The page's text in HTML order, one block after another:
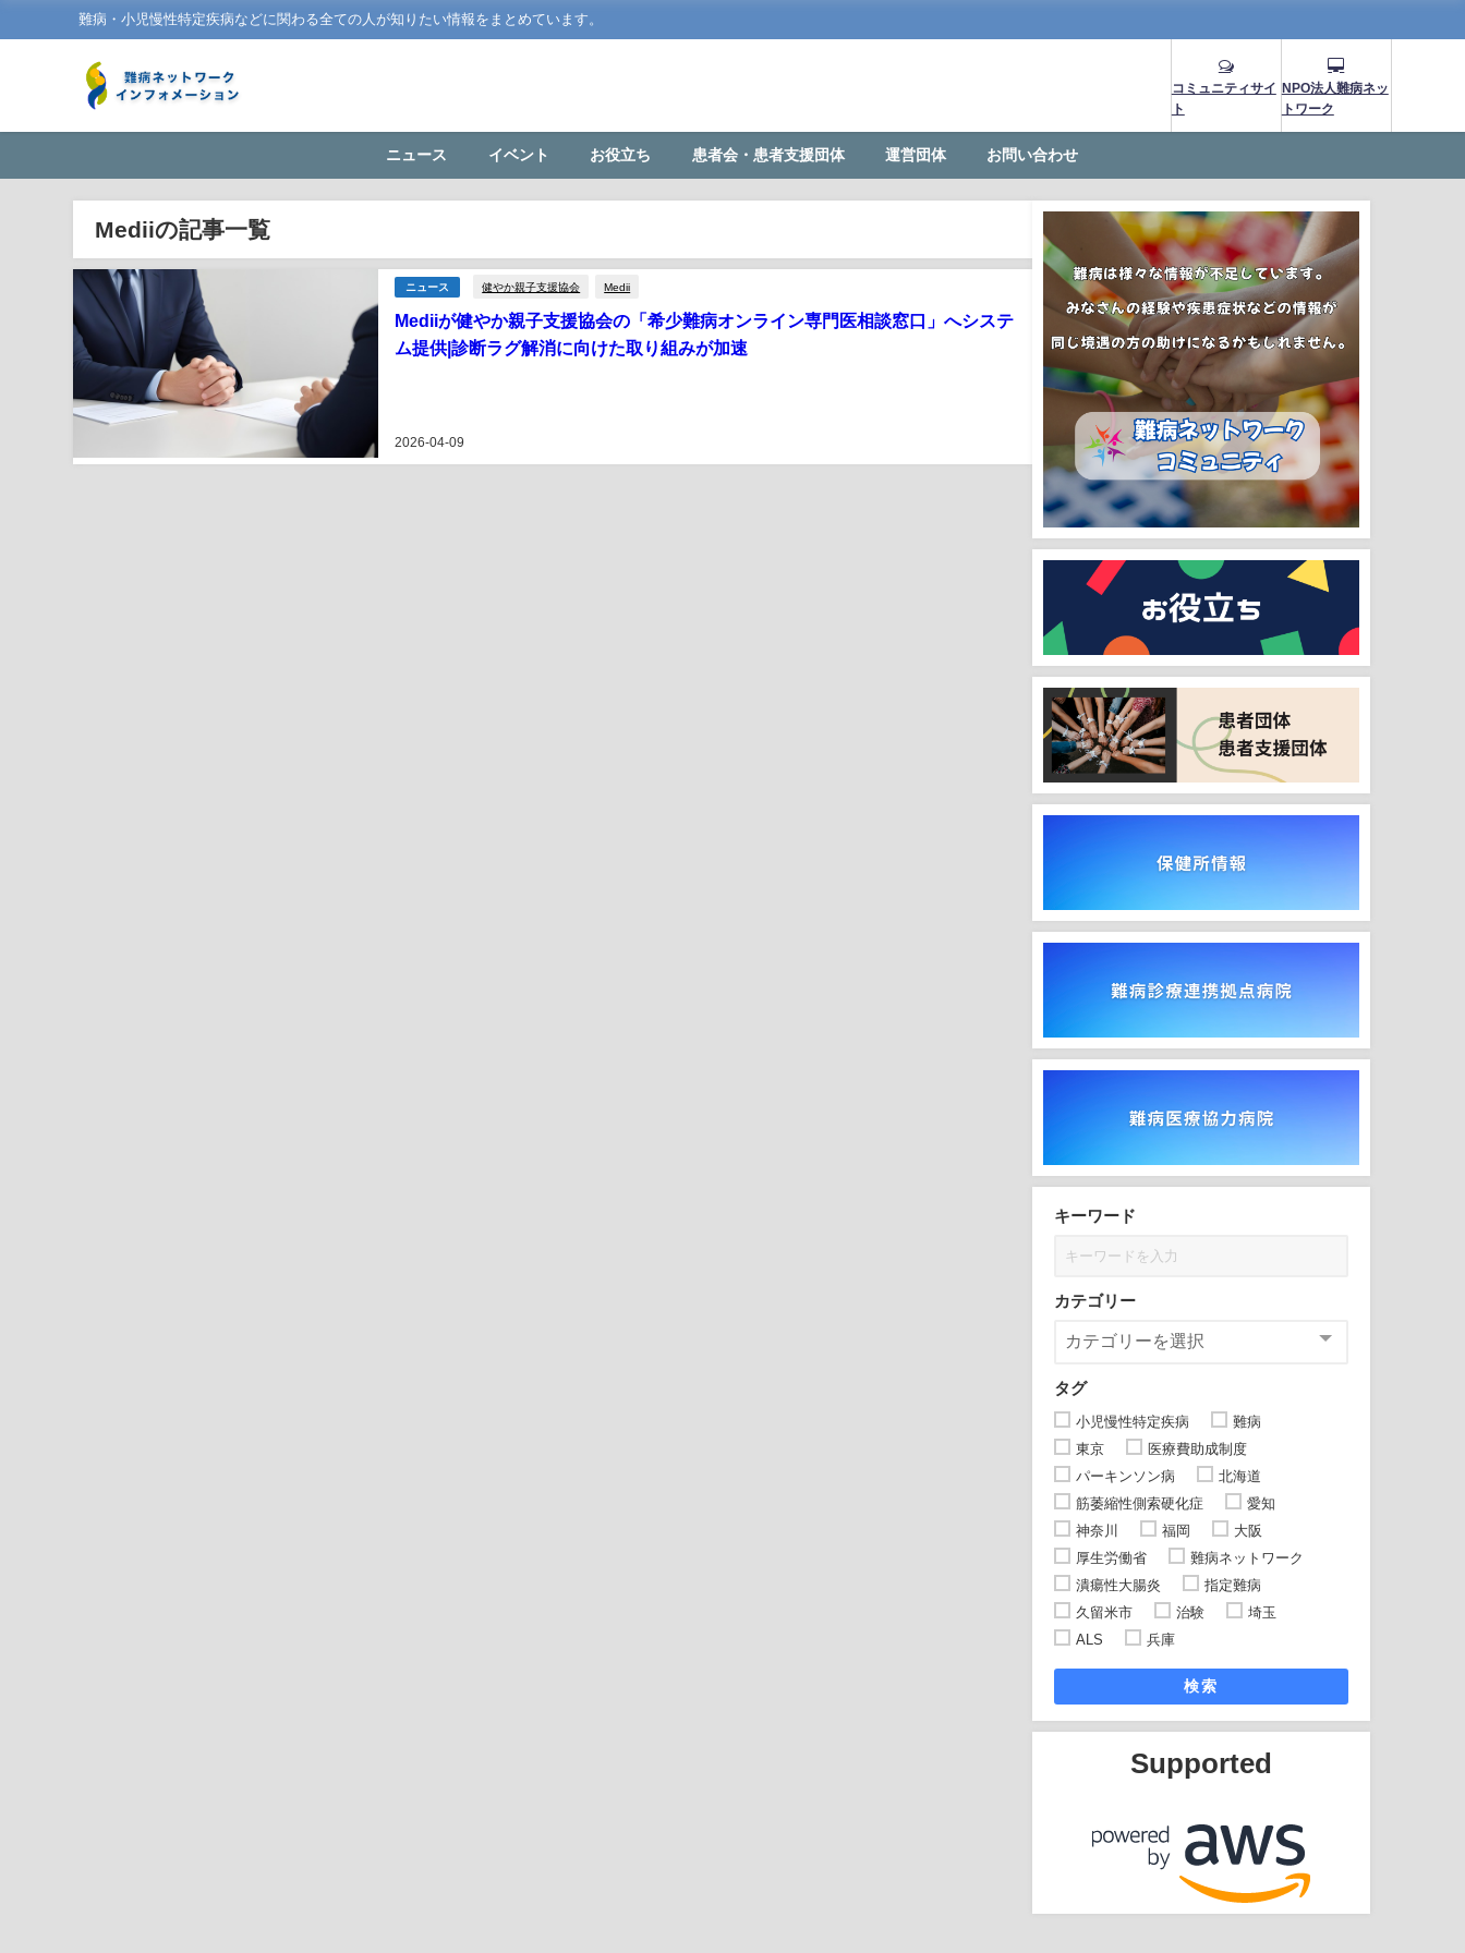
難病・小児慢性特定疾病などに関わる全ての人が知りたい情報をまとめています。
コミュニティサイ
ト
NPO法人難病ネッ
トワーク
ニュース イベント お役立ち 患者会・患者支援団体 運営団体 お問い合わせ
Mediiの記事一覧
ニュース 健やか親子支援協会 Medii
Mediiが健やか親子支援協会の「希少難病オンライン専門医相談窓口」へシステ
ム提供|診断ラグ解消に向けた取り組みが加速
2026-04-09
キーワード
カテゴリー
タグ
小児慢性特定疾病
難病
東京
医療費助成制度
パーキンソン病
北海道
筋萎縮性側索硬化症
愛知
神奈川
福岡
大阪
厚生労働省
難病ネットワーク
潰瘍性大腸炎
指定難病
久留米市
治験
埼玉
ALS
兵庫
検索
Supported